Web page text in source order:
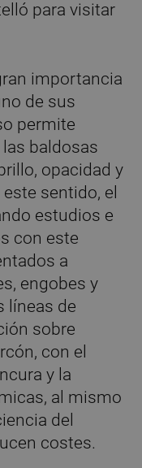
para visitar
importancia
de sus
permite
baldosas
opacidad y
sentido, el
estudios e
con este
a
engobes y
líneas de
sobre
con el
y la
al mismo
del
costes.